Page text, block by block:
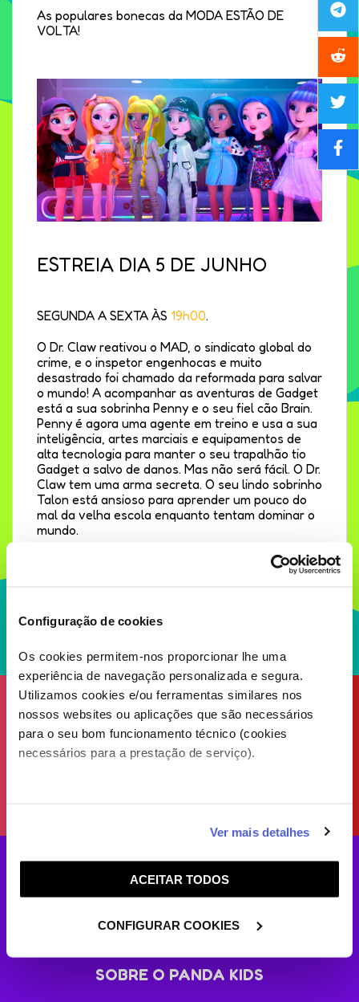
Configuração de cookies
Os cookies permitem-nos proporcionar lhe uma
experiência de navegação personalizada e segura.
Utilizamos cookies e/ou ferramentas similares nos
nossos websites ou aplicações que são necessários
para o seu bom funcionamento técnico (cookies
necessários para a prestação de serviço).
este serviço às suas preferências e apresentar-lhe
funcionalidades (cookies de personalização e
funcionalidade) e adaptar anúncios aos seus interesses
(cookies de publicidade personalizada). Pode gerir a
Cookies".
Ver mais detalhes
ACEITAR TODOS
CONFIGURAR COOKIES
As populares bonecas da MODA ESTÃO DE
VOLTA!
ESTREIA DIA 5 DE JUNHO
SEGUNDA A SEXTA ÀS 19h00.
O Dr. Claw reativou o MAD, o sindicato global do
crime, e o inspetor engenhocas e muito
desastrado foi chamado da reformada para salvar
o mundo! A acompanhar as aventuras de Gadget
está a sua sobrinha Penny e o seu fiel cão Brain.
Penny é agora uma agente em treino e usa a sua
inteligência, artes marciais e equipamentos de
alta tecnologia para manter o seu trapalhão tio
Gadget a salvo de danos. Mas não será fácil. O Dr.
Claw tem uma arma secreta. O seu lindo sobrinho
Talon está ansioso para aprender um pouco do
mal da velha escola enquanto tentam dominar o
mundo.
SOBRE O PANDA KIDS